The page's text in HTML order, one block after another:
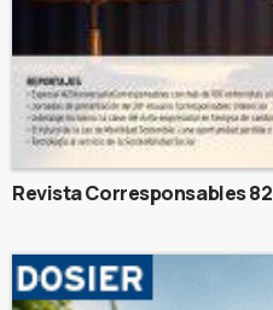
Revista Corresponsables 82